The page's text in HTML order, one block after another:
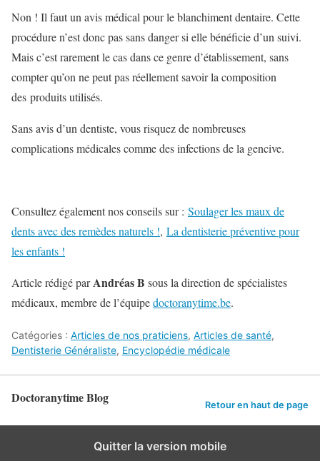
Non ! Il faut un avis médical pour le blanchiment dentaire. Cette
procédure n’est donc pas sans danger si elle bénéficie d’un suivi.
Mais c’est rarement le cas dans ce genre d’établissement, sans
compter qu’on ne peut pas réellement savoir la composition
des produits utilisés.
Sans avis d’un dentiste, vous risquez de nombreuses
complications médicales comme des infections de la gencive.
Consultez également nos conseils sur : Soulager les maux de
dents avec des remèdes naturels !, La dentisterie préventive pour
les enfants !
Article rédigé parAndréas B sous la direction de spécialistes
médicaux, membre de l’équipedoctoranytime.be.
Catégories : Articles de nos praticiens, Articles de santé,
Dentisterie Généraliste, Encyclopédie médicale
Doctoranytime Blog Retour en haut de page
Quitter la version mobile